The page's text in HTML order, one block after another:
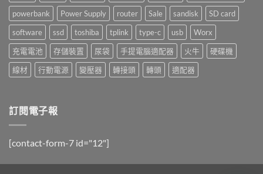
powerbank
Power Supply router Sale sandisk
SD card
software
ssd toshiba tplink type-c usb
Worx
充電電池
存儲裝置 尿袋 手提電腦適配器 火牛
硬碟機
線材
行動電源 變壓器 轉接頭 轉頭 適配器
訂閱電子報
[contact-form-7 id="12"]